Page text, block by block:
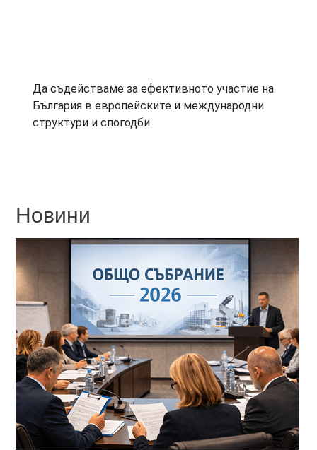
Да съдействаме за ефективното участие на
България в европейските и международни
структури и спогодби.
Новини